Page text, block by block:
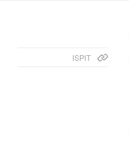
ISPIT